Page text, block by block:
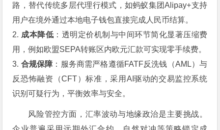
路，替代传统多层代理行模式，如蚂蚁集团Alipay+支持
用户在境外通过本地电子钱包直接完成人民币结算。
2. 成本降低 ：透明定价机制与中间环节简化显著压缩费
用，例如欧盟SEPA转账区内欧元汇款可实现零手续费。
3. 合规保障 ：服务商需严格遵循FATF反洗钱（AML）与
反恐怖融资（CFT）标准，采用AI驱动的交易监控系统
识别可疑行为，平衡效率与安全。
风险管控方面，汇率波动与地缘政治是主要挑战。